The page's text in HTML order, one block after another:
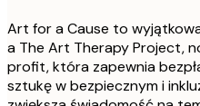
Art for a Cause to
a The Art Therapy Project,
profit, która zapewnia
sztukę w bezpiecznym i